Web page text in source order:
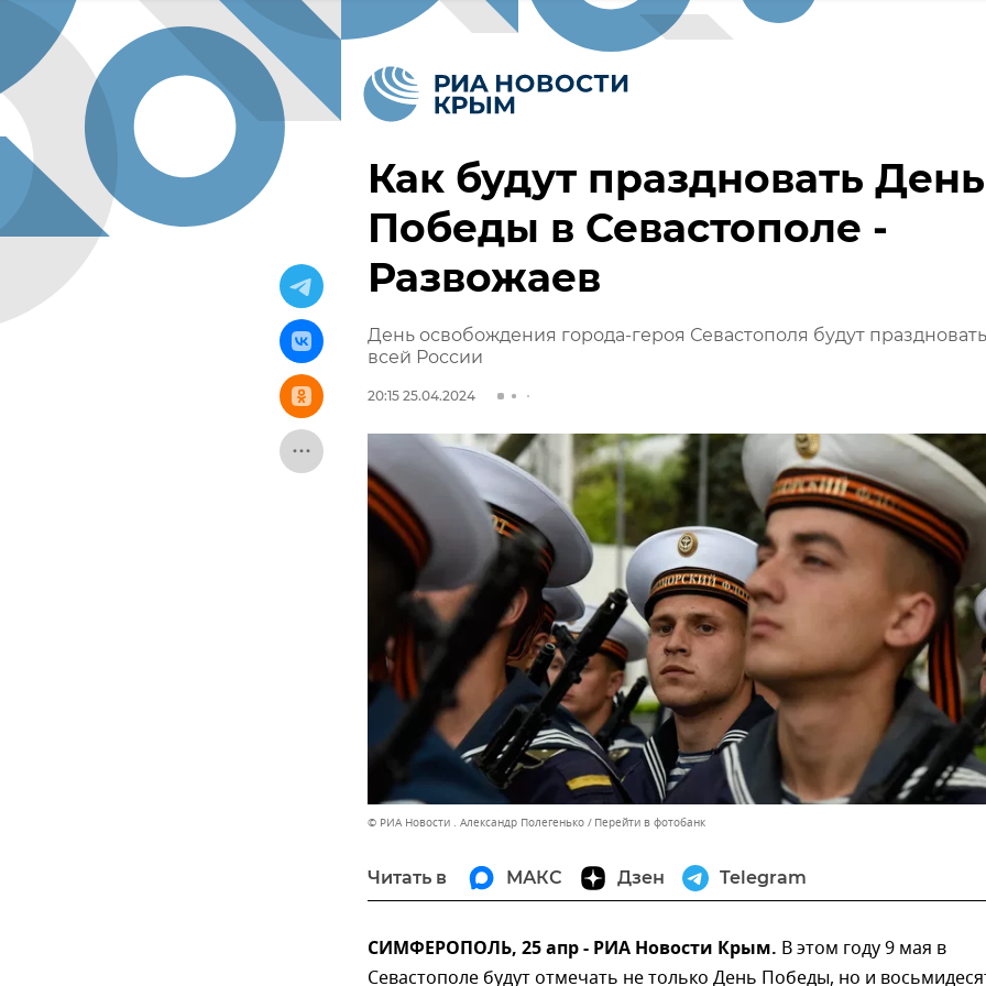
Как будут праздновать День
Победы в Севастополе -
Развожаев
День освобождения города-героя Севастополя будут
всей России
20:15 25.04.2024
© РИА Новости . Александр Полегенько Перейти в фотобанк
Читать в МАКС Дзен Telegram
СИМФЕРОПОЛЬ, 25 апр - РИА Новости Крым. В этом году 9 мая в
Севастополе будут отмечать не только День Победы, но и